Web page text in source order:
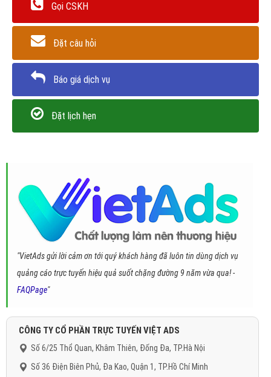
Gọi CSKH
Đặt câu hỏi
Báo giá dịch vụ
Đặt lịch hẹn
"VietAds gửi lời cảm ơn tới quý khách hàng đã luôn tin dùng dịch vụ
quảng cáo trực tuyến hiệu quả suốt chặng đường 9 năm vừa qua! -
FAQPage"
CÔNG TY CỔ PHẦN TRỰC TUYẾN VIỆT ADS
Số 6/25 Thổ Quan, Khâm Thiên, Đống Đa, TP.Hà Nội
Số 36 Điện Biên Phủ, Đa Kao, Quận 1, TP.Hồ Chí Minh